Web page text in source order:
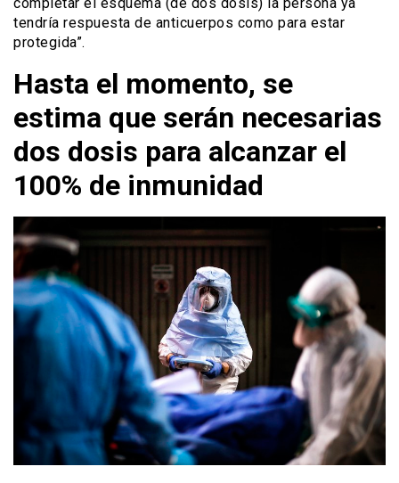
tendría respuesta de anticuerpos como para estar
protegida”.
Hasta el momento, se
estima que serán necesarias
dos dosis para alcanzar el
100% de inmunidad